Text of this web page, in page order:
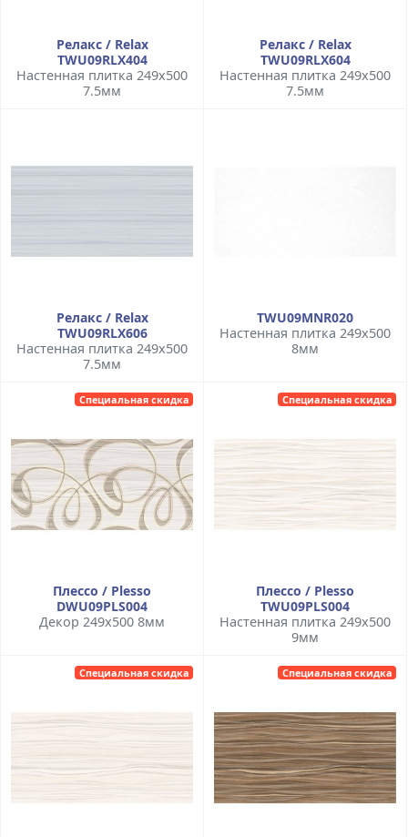
Релакс / Relax
TWU09RLX404
Настенная плитка 249x500
7.5мм
Релакс / Relax
TWU09RLX604
Настенная плитка 249x500
7.5мм
Релакс / Relax
TWU09RLX606
Настенная плитка 249x500
7.5мм
TWU09MNR020
Настенная плитка 249x500
8мм
Специальная скидка
Плессо / Plesso
DWU09PLS004
Декор 249x500 8мм
Специальная скидка
Плессо / Plesso
TWU09PLS004
Настенная плитка 249x500
9мм
Специальная скидка Специальная скидка